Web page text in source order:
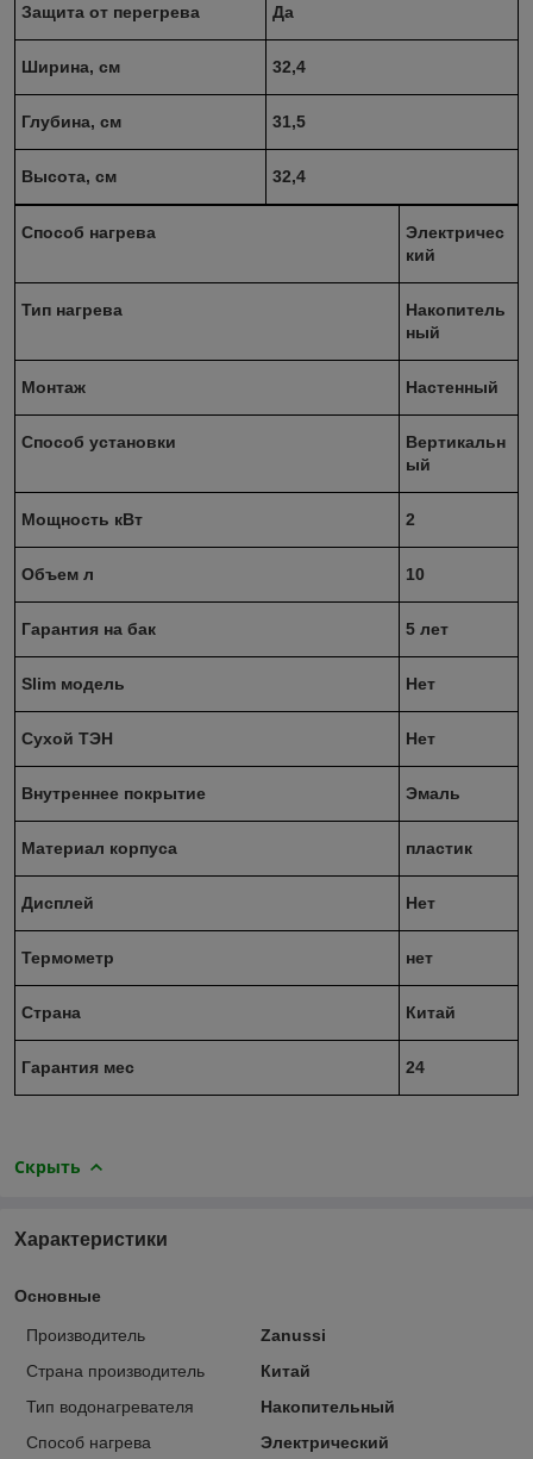
Защита от перегрева Да
Ширина, см 32,4
Глубина, см 31,5
Высота, см 32,4
Способ нагрева
Электричес
кий
Тип нагрева
Накопитель
ный
Монтаж Настенный
Способ установки
Вертикальн
ый
Мощность кВт 2
Объем л 10
Гарантия на бак 5 лет
Slim модель Нет
Сухой ТЭН Нет
Внутреннее покрытие Эмаль
Материал корпуса пластик
Дисплей Нет
Термометр нет
Страна Китай
Гарантия мес 24
Скрыть
Характеристики
Основные
Производитель
Zanussi
Страна производитель
Китай
Тип водонагревателя
Накопительный
Способ нагрева
Электрический